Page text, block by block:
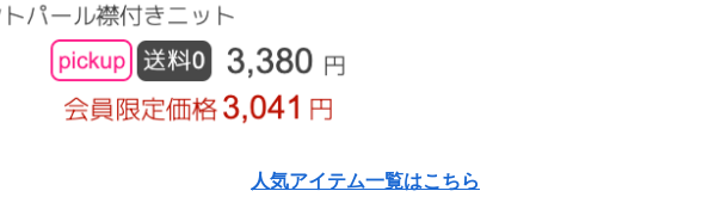
人気アイテム一覧はこちら